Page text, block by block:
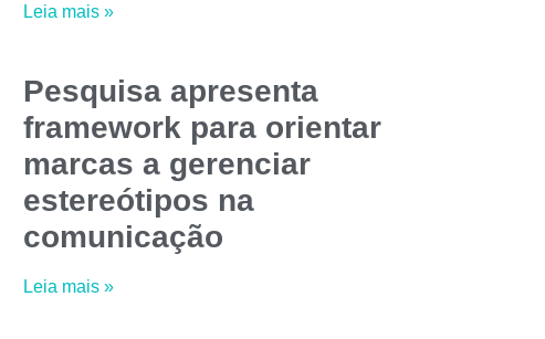
Leia mais »
Pesquisa apresenta
framework para orientar
marcas a gerenciar
estereótipos na
comunicação
Leia mais »